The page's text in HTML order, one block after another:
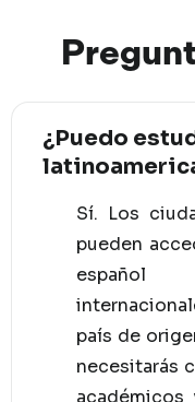
¿Puedo
Sí. Los
pueden
español
país de
necesitarás